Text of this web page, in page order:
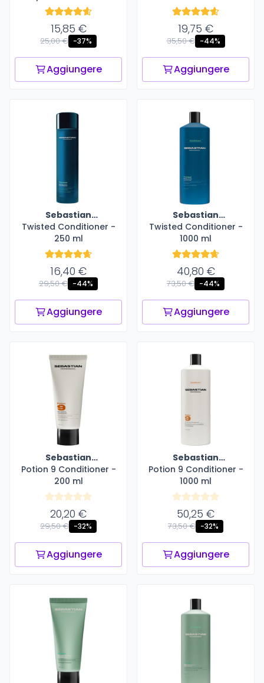
15,85 €
25,00 € -37%
Aggiungere
19,75 €
35,50 € -44%
Aggiungere
Sebastian
Professional
Twisted Conditioner -
250 ml
16,40 €
29,50 € -44%
Aggiungere
Sebastian
Professional
Twisted Conditioner -
1000 ml
40,80 €
73,50 € -44%
Aggiungere
Sebastian
Professional
Potion 9 Conditioner -
200 ml
20,20 €
29,50 € -32%
Aggiungere
Sebastian
Professional
Potion 9 Conditioner -
1000 ml
50,25 €
73,50 € -32%
Aggiungere